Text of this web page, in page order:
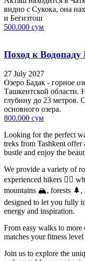
видно с Сукока, она
и Бегизтош
500.000 сум
Поход к Водопаду
27 July 2027
Озеро Бадак - горное
Ташкентской области.
глубину до 23 метров.
основного озера.
800.000 сум
Looking for the perfect
treks from Tashkent
bustle and enjoy the
We provide a variety of
experienced hikers 🚶‍♂️
mountains 🏔, forests 🌲,
designed to let you fully
energy and inspiration.
From easy walks to more
matches your fitness level
Join us to explore the